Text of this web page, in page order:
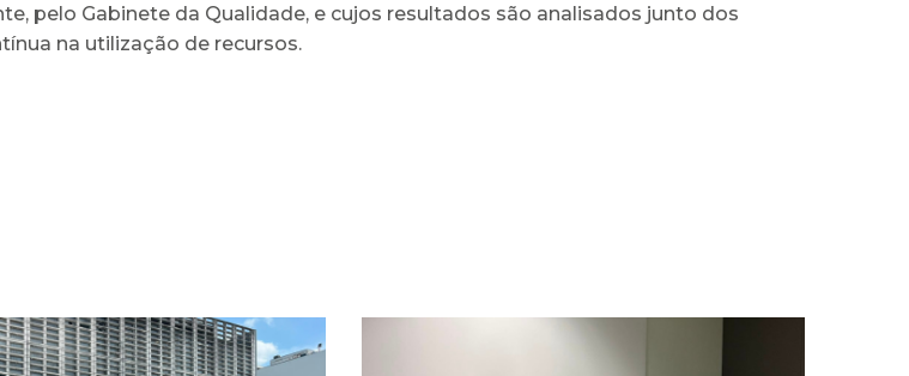
pelo Gabinete da Qualidade, e cujos resultados são analisados junto dos
na utilização de recursos.